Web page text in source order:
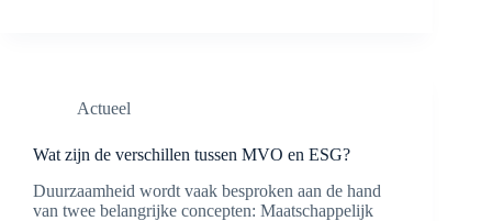
Actueel
Wat zijn de verschillen tussen MVO en ESG?
Duurzaamheid wordt vaak besproken aan de hand
van twee belangrijke concepten: Maatschappelijk